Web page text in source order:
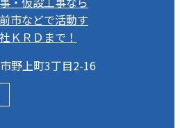
野上町3丁目2-16